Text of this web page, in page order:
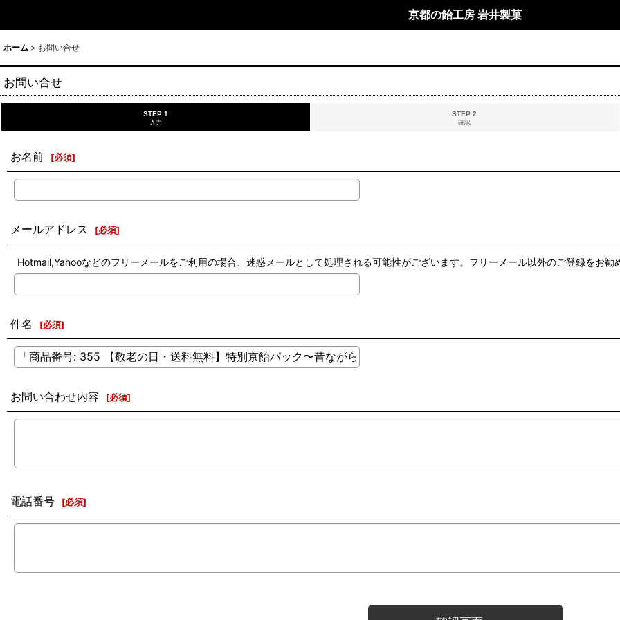
京都の飴工房 岩井製菓
ホーム > お問い合せ
お問い合せ
STEP 1
入力
STEP 2
確認
お名前 [必須]
メールアドレス [必須]
Hotmail,Yahooなどのフリーメールをご利用の場合、迷惑メールとして処理される可能性がございます。フリーメール以外のご登録をお勧
件名 [必須]
お問い合わせ内容 [必須]
電話番号 [必須]